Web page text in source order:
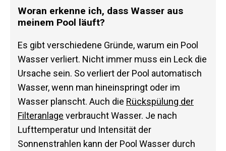
Woran erkenne ich, dass Wasser aus
meinem Pool läuft?
Es gibt verschiedene Gründe, warum ein Pool
Wasser verliert. Nicht immer muss ein Leck die
Ursache sein. So verliert der Pool automatisch
Wasser, wenn man hineinspringt oder im
Wasser planscht. Auch die Rückspülung der
Filteranlage verbraucht Wasser. Je nach
Lufttemperatur und Intensität der
Sonnenstrahlen kann der Pool Wasser durch